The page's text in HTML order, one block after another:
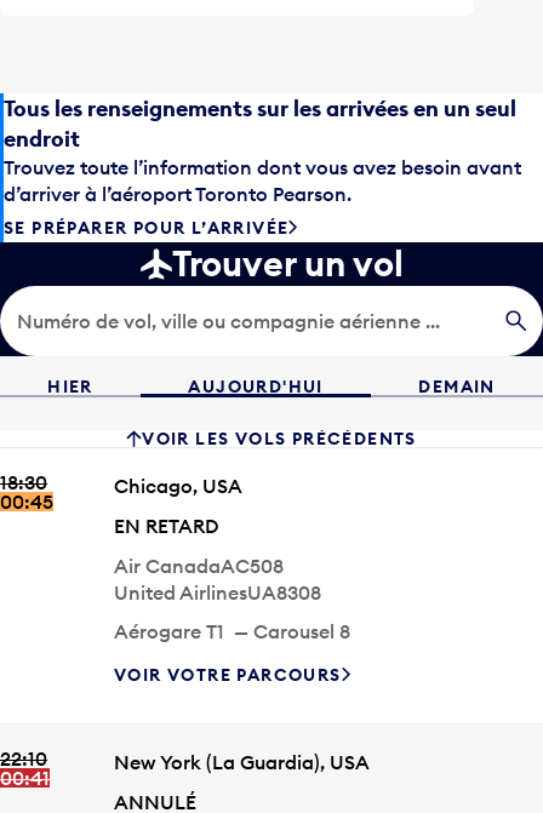
Tous les renseignements sur les arrivées en un seul
endroit
Trouvez toute l’information dont vous avez besoin avant
d’arriver à l’aéroport Toronto Pearson.
SE PRÉPARER POUR L’ARRIVÉE
Trouver un vol
Numéro de vol, ville ou compagnie aérienne ...
HIER AUJOURD'HUI DEMAIN
VOIR LES VOLS PRÉCÉDENTS
Heure d'arrivée
18:30
00:45
ÉTAT
EN RETARD
Ville
Chicago, USA
Compagnie aérienne
Air Canada
Numéro de volAC508
Compagnie aérienne
United Airlines
Numéro de volUA8308
Aérogare T1 Carousel
— Carousel 8
HEURE D'ARRIVÉE 18:3000:45
AÉROGARE CAROUSEL 8
VOIR VOTRE PARCOURS
Heure d'arrivée
22:10
00:41
ÉTAT
ANNULÉ
Ville
New York (La Guardia), USA